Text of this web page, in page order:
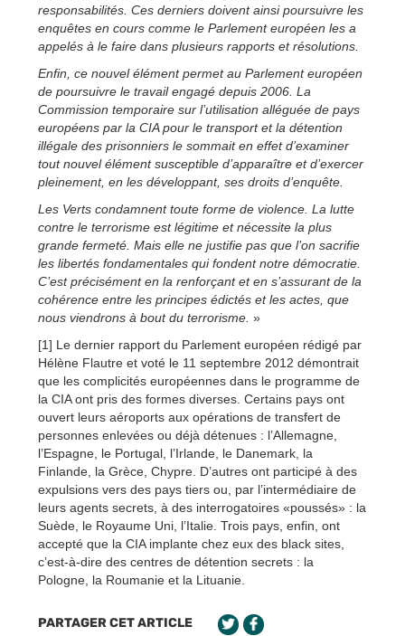
responsabilités. Ces derniers doivent ainsi poursuivre les
enquêtes en cours comme le Parlement européen les a
appelés à le faire dans plusieurs rapports et résolutions.
Enfin, ce nouvel élément permet au Parlement européen
de poursuivre le travail engagé depuis 2006. La
Commission temporaire sur l’utilisation alléguée de pays
européens par la CIA pour le transport et la détention
illégale des prisonniers le sommait en effet d’examiner
tout nouvel élément susceptible d’apparaître et d’exercer
pleinement, en les développant, ses droits d’enquête.
Les Verts condamnent toute forme de violence. La lutte
contre le terrorisme est légitime et nécessite la plus
grande fermeté. Mais elle ne justifie pas que l’on sacrifie
les libertés fondamentales qui fondent notre démocratie.
C’est précisément en la renforçant et en s’assurant de la
cohérence entre les principes édictés et les actes, que
nous viendrons à bout du terrorisme. »
[1] Le dernier rapport du Parlement européen rédigé par
Hélène Flautre et voté le 11 septembre 2012 démontrait
que les complicités européennes dans le programme de
la CIA ont pris des formes diverses. Certains pays ont
ouvert leurs aéroports aux opérations de transfert de
personnes enlevées ou déjà détenues : l’Allemagne,
l’Espagne, le Portugal, l’Irlande, le Danemark, la
Finlande, la Grèce, Chypre. D’autres ont participé à des
expulsions vers des pays tiers ou, par l’intermédiaire de
leurs agents secrets, à des interrogatoires «poussés» : la
Suède, le Royaume Uni, l’Italie. Trois pays, enfin, ont
accepté que la CIA implante chez eux des black sites,
c’est-à-dire des centres de détention secrets : la
Pologne, la Roumanie et la Lituanie.
PARTAGER CET ARTICLE